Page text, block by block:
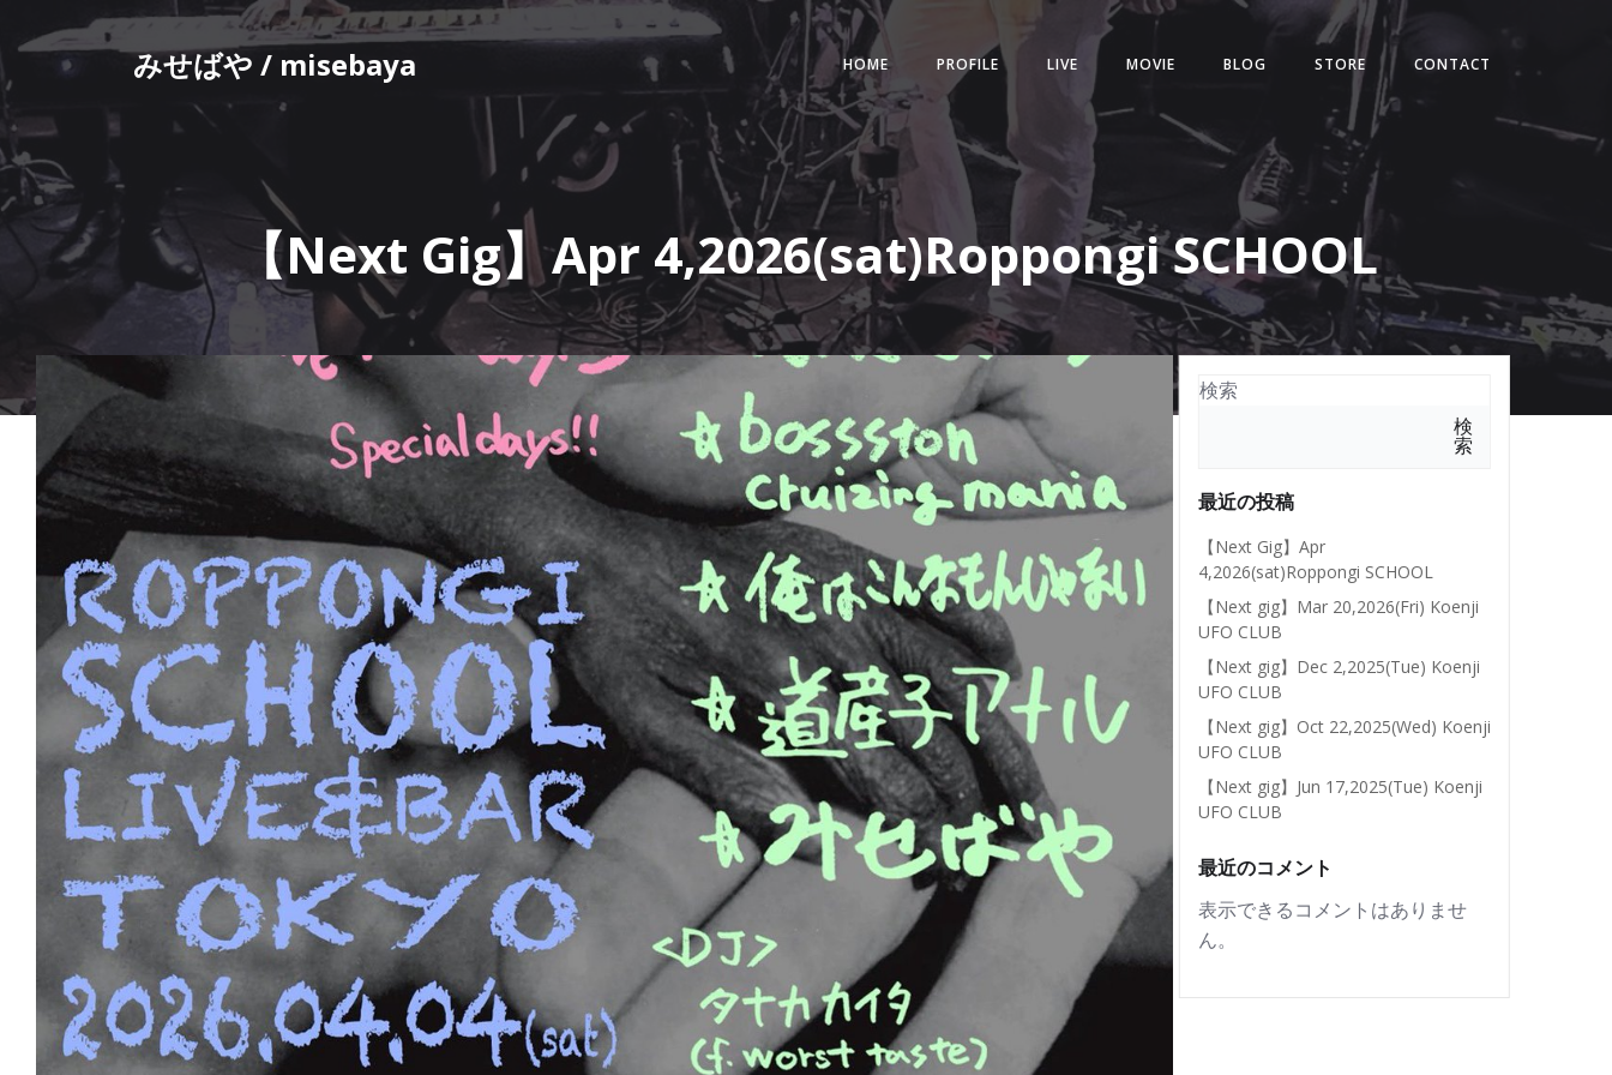
ン
ツ
へ
キ
みせばや / misebaya HOME PROFILE LIVE MOVIE BLOG STORE CONTACT
【Next Gig】Apr 4,2026(sat)Roppongi SCHOOL
検索
検
索
最近の投稿
【Next Gig】Apr
4,2026(sat)Roppongi SCHOOL
【Next gig】Mar 20,2026(Fri) Koenji
UFO CLUB
【Next gig】Dec 2,2025(Tue) Koenji
UFO CLUB
【Next gig】Oct 22,2025(Wed) Koenji
UFO CLUB
【Next gig】Jun 17,2025(Tue) Koenji
UFO CLUB
最近のコメント
表示できるコメントはありませ
ん。